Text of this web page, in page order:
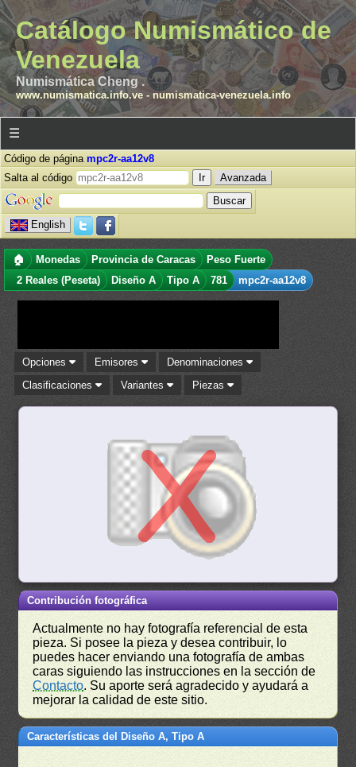
Catálogo Numismático de
Venezuela
Numismática Cheng .
www.numismatica.info.ve- numismatica-venezuela.info
☰
Código de página mpc2r-aa12v8
Salta al código
Avanzada
English
🏠 Monedas Provincia de Caracas
Peso Fuerte
2 Reales (Peseta)
Diseño A Tipo A 781 mpc2r-aa12v8
Opciones Emisores
Denominaciones
Clasificaciones
Variantes Piezas
Contribución fotográfica
Actualmente no hay fotografía referencial de esta
pieza. Si posee la pieza y desea contribuir, lo
puedes hacer enviando una fotografía de ambas
caras siguiendo las instrucciones en la sección de
Contacto. Su aporte será agradecido y ayudará a
mejorar la calidad de este sitio.
Características del Diseño A, Tipo A